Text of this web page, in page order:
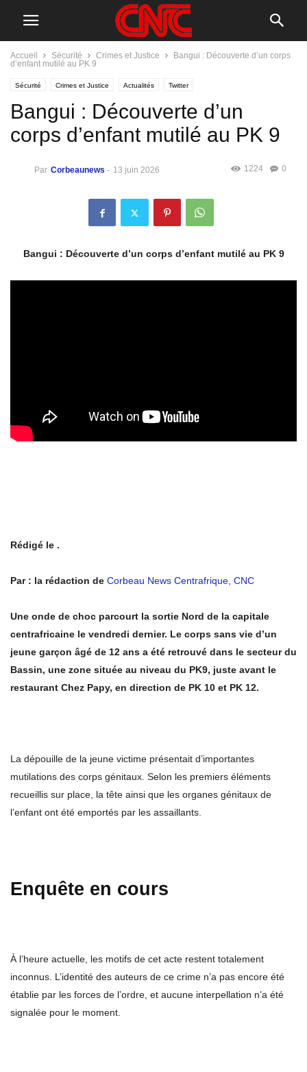
Accueil Sécurité Crimes et Justice
Bangui : Découverte d’un corps
d’enfant mutilé au PK 9
Sécurité Crimes et Justice Actualités Twitter
Bangui : Découverte d’un
corps d’enfant mutilé au PK 9
Par Corbeaunews - 13 juin 2026 0
1224
Bangui : Découverte d’un corps d’enfant mutilé au PK 9
Rédigé le .
Par : la rédaction de Corbeau News Centrafrique, CNC
Une onde de choc parcourt la sortie Nord de la capitale
centrafricaine le vendredi dernier. Le corps sans vie d’un
jeune garçon âgé de 12 ans a été retrouvé dans le secteur du
Bassin, une zone située au niveau du PK9, juste avant le
restaurant Chez Papy, en direction de PK 10 et PK 12.
La dépouille de la jeune victime présentait d’importantes
mutilations des corps génitaux. Selon les premiers éléments
recueillis sur place, la tête ainsi que les organes génitaux de
l’enfant ont été emportés par les assaillants.
Enquête en cours
À l’heure actuelle, les motifs de cet acte restent totalement
inconnus. L’identité des auteurs de ce crime n’a pas encore été
établie par les forces de l’ordre, et aucune interpellation n’a été
signalée pour le moment.